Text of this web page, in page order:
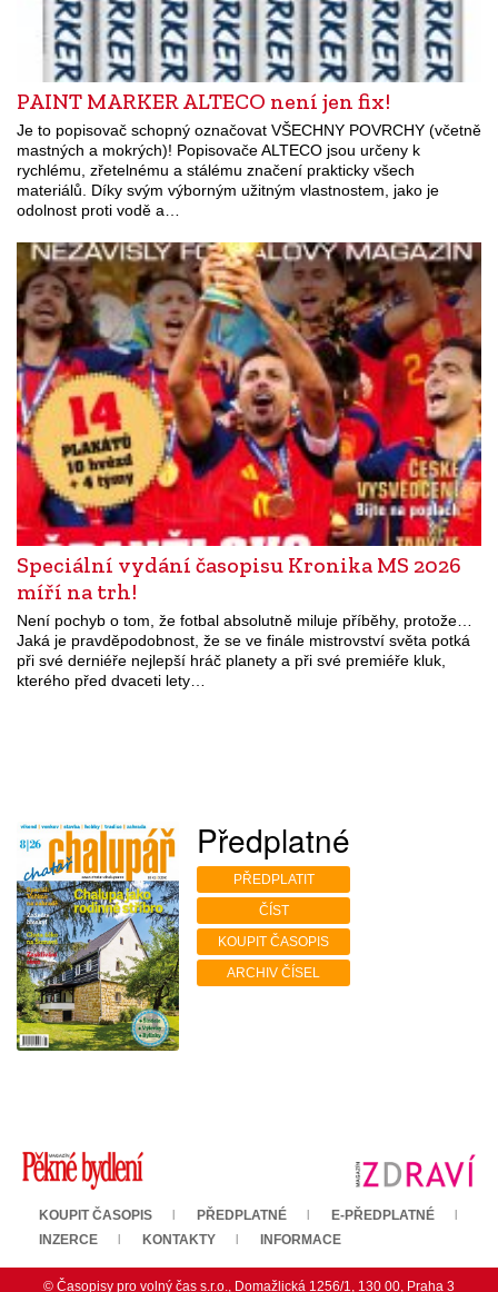
PAINT MARKER ALTECO není jen fix!
Je to popisovač schopný označovat VŠECHNY POVRCHY (včetně
mastných a mokrých)! Popisovače ALTECO jsou určeny k
rychlému, zřetelnému a stálému značení prakticky všech
materiálů. Díky svým výborným užitným vlastnostem, jako je
odolnost proti vodě a…
Speciální vydání časopisu Kronika MS 2026
míří na trh!
Není pochyb o tom, že fotbal absolutně miluje příběhy, protože…
Jaká je pravděpodobnost, že se ve finále mistrovství světa potká
při své derniéře nejlepší hráč planety a při své premiéře kluk,
kterého před dvaceti lety…
Předplatné
PŘEDPLATIT
ČÍST
KOUPIT ČASOPIS
ARCHIV ČÍSEL
KOUPIT ČASOPIS PŘEDPLATNÉ
E-PŘEDPLATNÉ
INZERCE
KONTAKTY INFORMACE
© Časopisy pro volný čas s.r.o., Domažlická 1256/1, 130 00, Praha 3